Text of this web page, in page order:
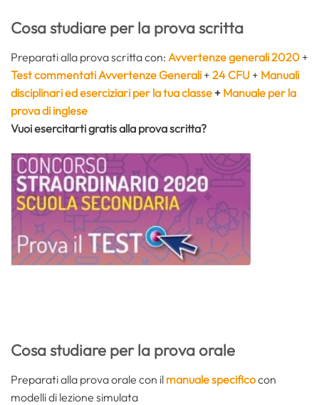
Cosa studiare per la prova scritta
Preparati alla prova scritta con: Avvertenze generali 2020 +
Test commentati Avvertenze Generali + 24 CFU + Manuali
disciplinari ed eserciziari per la tua classe + Manuale per la
prova di inglese
Vuoi esercitarti gratis alla prova scritta?
Cosa studiare per la prova orale
Preparati alla prova orale con il manuale specificocon
modelli di lezione simulata